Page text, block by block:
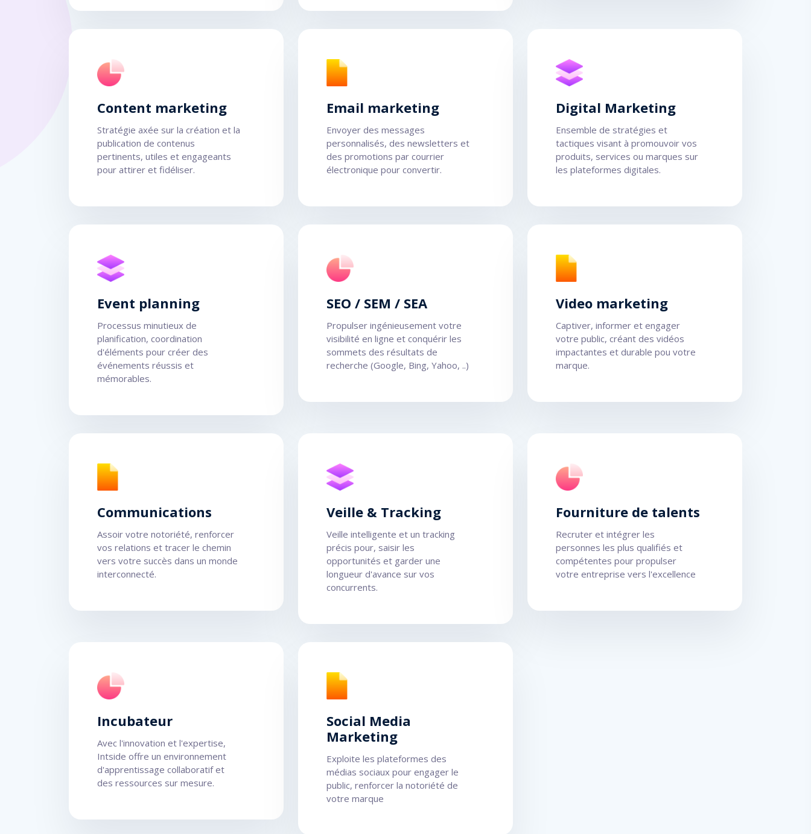
Content marketing
Stratégie axée sur la création et la
publication de contenus
pertinents, utiles et engageants
pour attirer et fidéliser.
Email marketing
Envoyer des messages
personnalisés, des newsletters et
des promotions par courrier
électronique pour convertir.
Digital Marketing
Ensemble de stratégies et
tactiques visant à promouvoir vos
produits, services ou marques sur
les plateformes digitales.
Event planning
Processus minutieux de
planification, coordination
d'éléments pour créer des
événements réussis et
mémorables.
SEO / SEM / SEA
Propulser ingénieusement votre
visibilité en ligne et conquérir les
sommets des résultats de
recherche (Google, Bing, Yahoo, ..)
Video marketing
Captiver, informer et engager
votre public, créant des vidéos
impactantes et durable pou votre
marque.
Communications
Assoir votre notoriété, renforcer
vos relations et tracer le chemin
vers votre succès dans un monde
interconnecté.
Veille & Tracking
Veille intelligente et un tracking
précis pour, saisir les
opportunités et garder une
longueur d'avance sur vos
concurrents.
Fourniture de talents
Recruter et intégrer les
personnes les plus qualifiés et
compétentes pour propulser
votre entreprise vers l'excellence
Incubateur
Avec l'innovation et l'expertise,
Intside offre un environnement
d'apprentissage collaboratif et
des ressources sur mesure.
Social Media
Marketing
Exploite les plateformes des
médias sociaux pour engager le
public, renforcer la notoriété de
votre marque